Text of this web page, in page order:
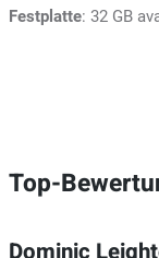
Festplatte: 32 GB
Top-